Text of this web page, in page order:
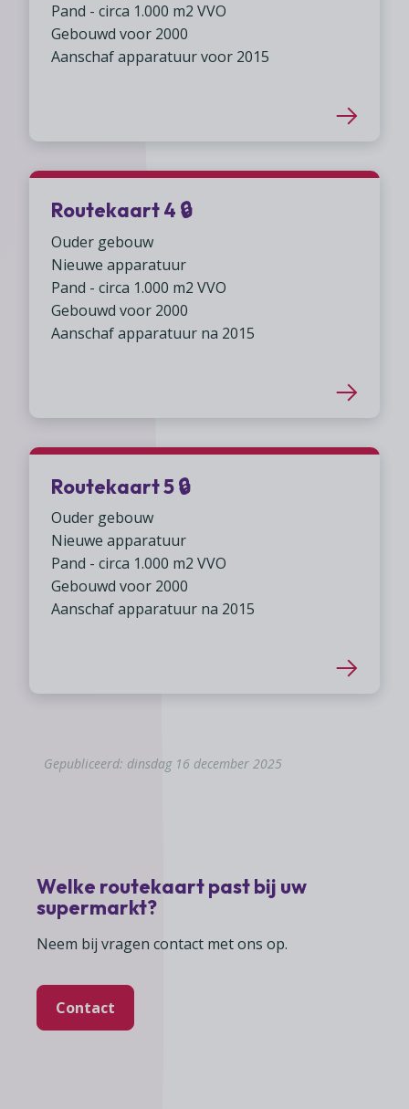
Pand - circa 1.000 m2 VVO
Gebouwd voor 2000
Aanschaf apparatuur voor 2015
Routekaart 4 🔒︎
Ouder gebouw
Nieuwe apparatuur
Pand - circa 1.000 m2 VVO
Gebouwd voor 2000
Aanschaf apparatuur na 2015
Routekaart 5 🔒︎
Ouder gebouw
Nieuwe apparatuur
Pand - circa 1.000 m2 VVO
Gebouwd voor 2000
Aanschaf apparatuur na 2015
Gepubliceerd: dinsdag 16 december 2025
Welke routekaart past bij uw
supermarkt?
Neem bij vragen contact met ons op.
Contact